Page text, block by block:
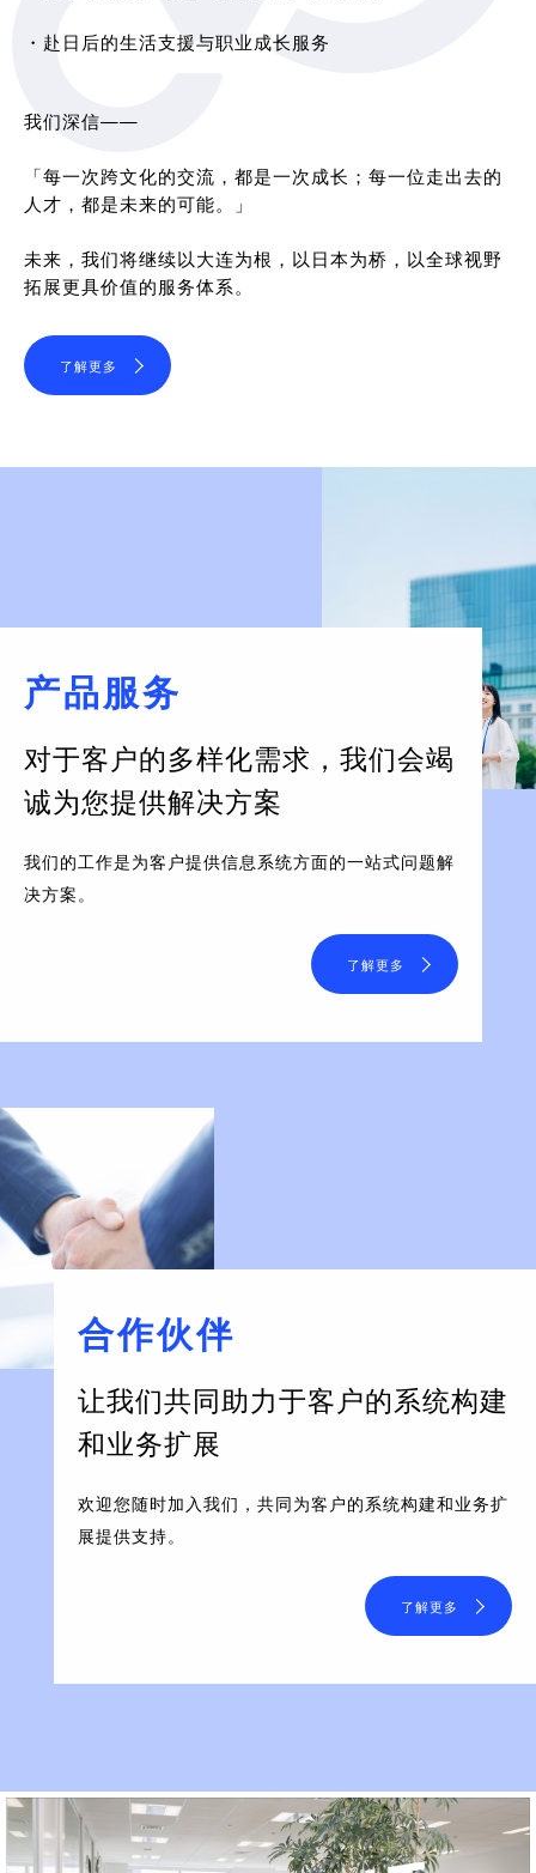
・赴日后的生活支援与职业成长服务
我们深信——
「每一次跨文化的交流，都是一次成长；每一位走出去的
人才，都是未来的可能。」
未来，我们将继续以大连为根，以日本为桥，以全球视野
拓展更具价值的服务体系。
了解更多
产品服务
对于客户的多样化需求， 我们会竭
诚为您提供解决方案
我们的工作是为客户提供信息系统方面的一站式问题解
决方案。
了解更多
合作伙伴
让我们共同助力于客户的系统构建
和业务扩展
欢迎您随时加入我们，共同为客户的系统构建和业务扩
展提供支持。
了解更多